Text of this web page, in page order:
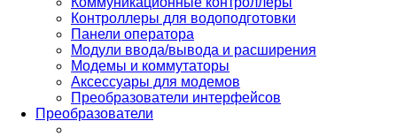
Контроллеры для водоподготовки
Панели оператора
Модули ввода/вывода и расширения
Модемы и коммутаторы
Аксессуары для модемов
Преобразователи интерфейсов
Преобразователи